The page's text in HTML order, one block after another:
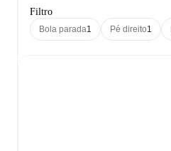
Filtro
Bola parada1 Pé direito1